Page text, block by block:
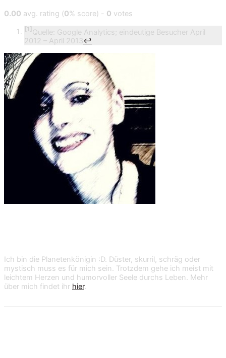
0.00 avg. rating (0% score) - 0 votes
[1] Quelle: Google Analytics; eindeutige Besucher April
2012 – April 2013↩
Ich bin die Planetenkönigin :D. Düster, skurril, schräg oder
mystisch muss es für mich sein. Trotzdem gehe ich meist mit
leichtem Herzen und humorvoller Seele durchs Leben. Mehr
über mich findet ihr hier.